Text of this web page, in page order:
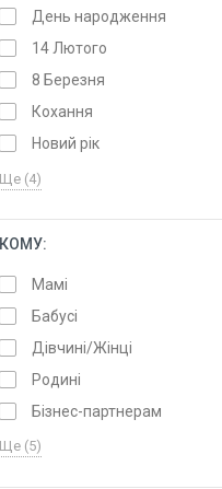
День народження
14 Лютого
8 Березня
Кохання
Новий рік
Ще (4)
КОМУ:
Мамі
Бабусі
Дівчині/Жінці
Родині
Бізнес-партнерам
Ще (5)